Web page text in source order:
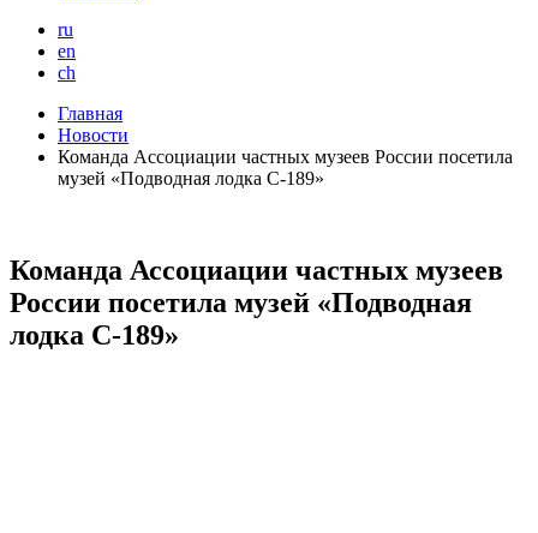
ru
en
ch
Главная
Новости
Команда Ассоциации частных музеев России посетила
музей «Подводная лодка С-189»
Команда Ассоциации частных музеев
России посетила музей «Подводная
лодка С-189»